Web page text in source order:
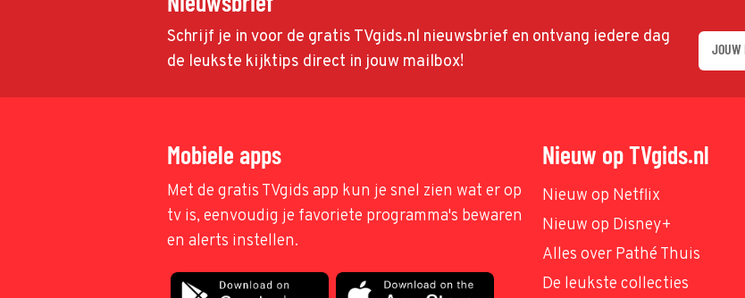
Schrijf je in voor de gratis TVgids.nl nieuwsbrief en ontvang iedere dag
de leukste kijktips direct in jouw mailbox!
Mobiele apps
Met de gratis TVgids app kun je snel zien wat er op
tv is, eenvoudig je favoriete programma's bewaren
en alerts instellen.
Nieuw op TVgids.nl
Nieuw op Netflix
Nieuw op Disney+
Alles over Pathé Thuis
De leukste collecties